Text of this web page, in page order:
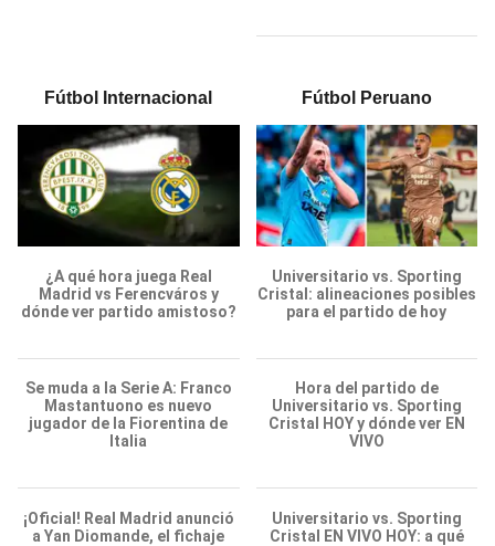
Fútbol Internacional
¿A qué hora juega Real
Madrid vs Ferencváros y
dónde ver partido amistoso?
Se muda a la Serie A: Franco
Mastantuono es nuevo
jugador de la Fiorentina de
Italia
¡Oficial! Real Madrid anunció
a Yan Diomande, el fichaje
Fútbol Peruano
Universitario vs. Sporting
Cristal: alineaciones posibles
para el partido de hoy
Hora del partido de
Universitario vs. Sporting
Cristal HOY y dónde ver EN
VIVO
Universitario vs. Sporting
Cristal EN VIVO HOY: a qué